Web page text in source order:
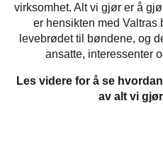
virksomhet. Alt vi gjør er å
er hensikten med
levebrødet til bøndene, og
ansatte, interessenter
Les videre for å se
av alt vi